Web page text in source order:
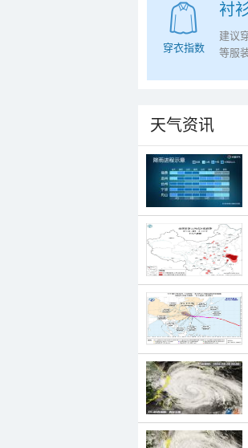
衬
穿衣指数
建议
等服装
天气资讯